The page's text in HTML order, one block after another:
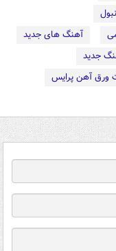
آهنگ های جدید
جدید
ورق آهن پرایس